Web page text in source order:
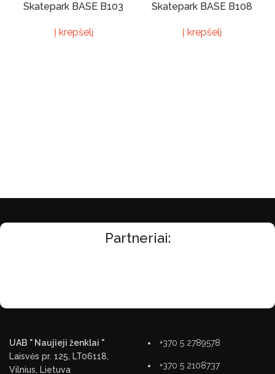
Skatepark BASE B103
Į krepšelį
Skatepark BASE B108
Į krepšelį
Partneriai:
UAB " Naujieji ženklai "
Laisvės pr. 125, LT06118,
Vilnius, Lietuva
+370 5 2789578
+370 5 2108737